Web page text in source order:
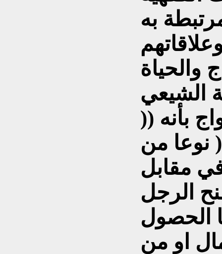
والحياة
بأنه ((
نوعا من
في مقابل
الرجل
الحصول
او من